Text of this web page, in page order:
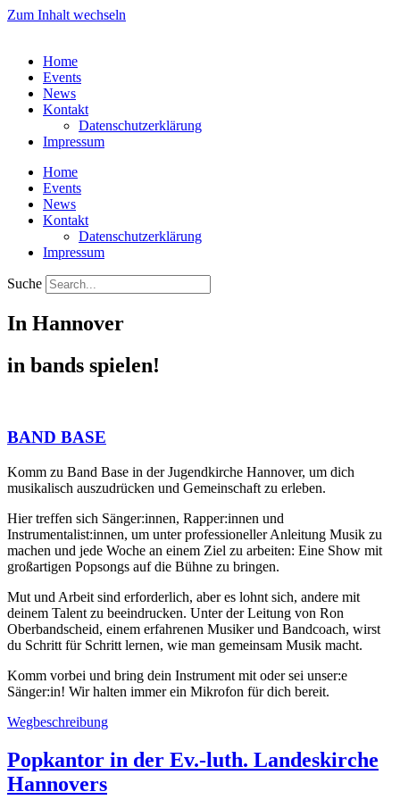
Zum Inhalt wechseln
Home
Events
News
Kontakt
Datenschutzerklärung
Impressum
Home
Events
News
Kontakt
Datenschutzerklärung
Impressum
Suche
In Hannover
in bands spielen!
BAND BASE
Komm zu Band Base in der Jugendkirche Hannover, um dich
musikalisch auszudrücken und Gemeinschaft zu erleben.
Hier treffen sich Sänger:innen, Rapper:innen und
Instrumentalist:innen, um unter professioneller Anleitung Musik zu
machen und jede Woche an einem Ziel zu arbeiten: Eine Show mit
großartigen Popsongs auf die Bühne zu bringen.
Mut und Arbeit sind erforderlich, aber es lohnt sich, andere mit
deinem Talent zu beeindrucken. Unter der Leitung von Ron
Oberbandscheid, einem erfahrenen Musiker und Bandcoach, wirst
du Schritt für Schritt lernen, wie man gemeinsam Musik macht.
Komm vorbei und bring dein Instrument mit oder sei unser:e
Sänger:in! Wir halten immer ein Mikrofon für dich bereit.
Wegbeschreibung
Popkantor in der Ev.-luth. Landeskirche
Hannovers